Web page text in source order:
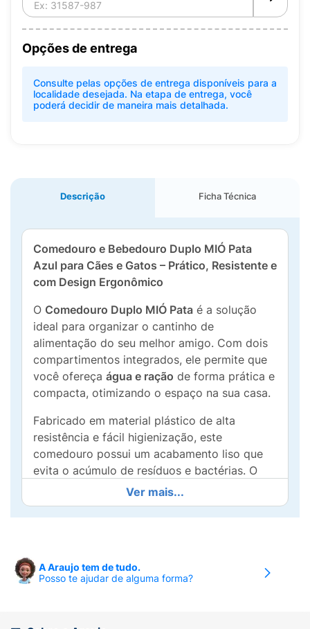
Opções de entrega
Consulte pelas opções de entrega disponíveis para a
localidade desejada. Na etapa de entrega, você
poderá decidir de maneira mais detalhada.
Descrição Ficha Técnica
Comedouro e Bebedouro Duplo MIÓ Pata
Azul para Cães e Gatos – Prático, Resistente e
com Design Ergonômico
O Comedouro Duplo MIÓ Pata é a solução
ideal para organizar o cantinho de
alimentação do seu melhor amigo. Com dois
compartimentos integrados, ele permite que
você ofereça água e ração de forma prática e
compacta, otimizando o espaço na sua casa.
Fabricado em material plástico de alta
resistência e fácil higienização, este
comedouro possui um acabamento liso que
evita o acúmulo de resíduos e bactérias. O
design na cor azul conta com detalhes de
patinhas em relevo, trazendo um toque lúdico
e charmoso para o ambiente. Suas bordas
dificuldades, proporcionando uma experiência
de alimentação muito mais confortável e
Ver mais...
A Araujo tem de tudo.
Posso te ajudar de alguma forma?